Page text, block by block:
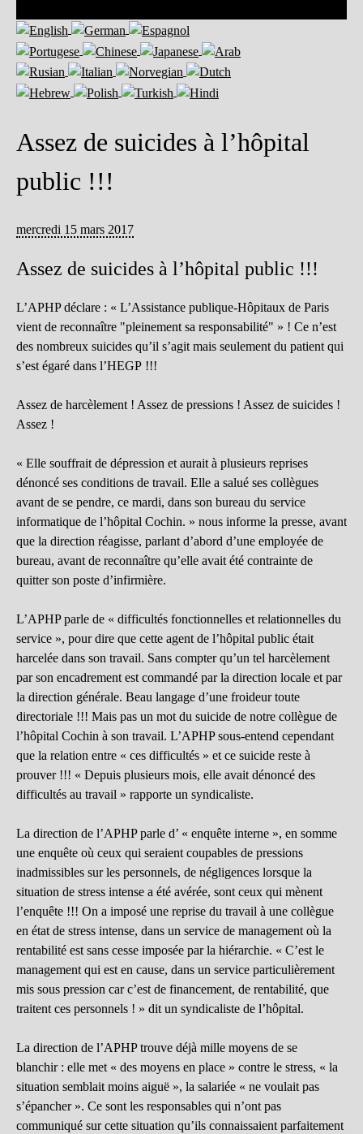
Assez de suicides à l’hôpital
public !!!
mercredi 15 mars 2017
Assez de suicides à l’hôpital public !!!
L’APHP déclare : « L’Assistance publique-Hôpitaux de Paris
vient de reconnaître "pleinement sa responsabilité" » ! Ce n’est
des nombreux suicides qu’il s’agit mais seulement du patient qui
s’est égaré dans l’HEGP !!!
Assez de harcèlement ! Assez de pressions ! Assez de suicides !
Assez !
« Elle souffrait de dépression et aurait à plusieurs reprises
dénoncé ses conditions de travail. Elle a salué ses collègues
avant de se pendre, ce mardi, dans son bureau du service
informatique de l’hôpital Cochin. » nous informe la presse, avant
que la direction réagisse, parlant d’abord d’une employée de
bureau, avant de reconnaître qu’elle avait été contrainte de
quitter son poste d’infirmière.
L’APHP parle de « difficultés fonctionnelles et relationnelles du
service », pour dire que cette agent de l’hôpital public était
harcelée dans son travail. Sans compter qu’un tel harcèlement
par son encadrement est commandé par la direction locale et par
la direction générale. Beau langage d’une froideur toute
directoriale !!! Mais pas un mot du suicide de notre collègue de
l’hôpital Cochin à son travail. L’APHP sous-entend cependant
que la relation entre « ces difficultés » et ce suicide reste à
prouver !!! « Depuis plusieurs mois, elle avait dénoncé des
difficultés au travail » rapporte un syndicaliste.
La direction de l’APHP parle d’ « enquête interne », en somme
une enquête où ceux qui seraient coupables de pressions
inadmissibles sur les personnels, de négligences lorsque la
situation de stress intense a été avérée, sont ceux qui mènent
l’enquête !!! On a imposé une reprise du travail à une collègue
en état de stress intense, dans un service de management où la
rentabilité est sans cesse imposée par la hiérarchie. « C’est le
management qui est en cause, dans un service particulièrement
mis sous pression car c’est de financement, de rentabilité, que
traitent ces personnels ! » dit un syndicaliste de l’hôpital.
La direction de l’APHP trouve déjà mille moyens de se
blanchir : elle met « des moyens en place » contre le stress, « la
situation semblait moins aiguë », la salariée « ne voulait pas
s’épancher ». Ce sont les responsables qui n’ont pas
communiqué sur cette situation qu’ils connaissaient parfaitement